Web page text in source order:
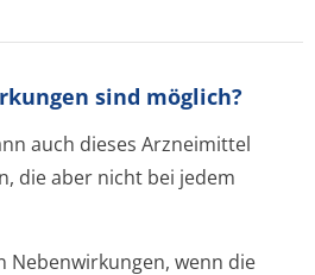
sind möglich?
auch dieses Arzneimittel
die aber nicht bei jedem
Nebenwirkungen, wenn die